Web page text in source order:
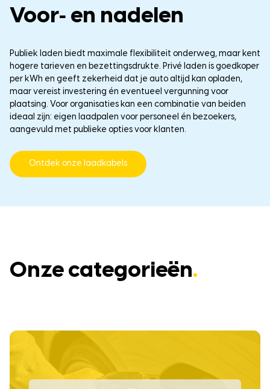
Voor‑ en nadelen
Publiek laden biedt maximale flexibiliteit onderweg, maar kent
hogere tarieven en bezettingsdrukte. Privé laden is goedkoper
per kWh en geeft zekerheid dat je auto altijd kan opladen,
maar vereist investering én eventueel vergunning voor
plaatsing. Voor organisaties kan een combinatie van beiden
ideaal zijn: eigen laadpalen voor personeel én bezoekers,
aangevuld met publieke opties voor klanten.
Ontdek onze laadkabels
Onze categorieën.